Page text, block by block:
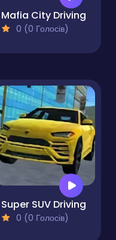
Mafia City Driving
0 (0 Голосів)
Super SUV Driving
0 (0 Голосів)